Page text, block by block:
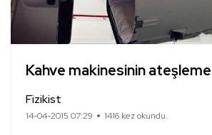
Kahve makinesinin
Fizikist
14-04-2015 07:29 1416 kez okundu.